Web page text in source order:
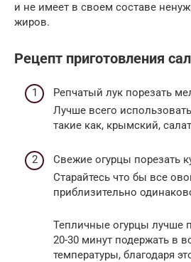
и не имеет в своем составе
жиров.
Рецепт приготовления
Репчатый лук порезать
Лучше всего
такие как, крымский,
Свежие огурцы порезать
Старайтесь что бы все
приблизительно
Тепличные огурцы лучше
20-30 минут подержать в
температуры, благодаря